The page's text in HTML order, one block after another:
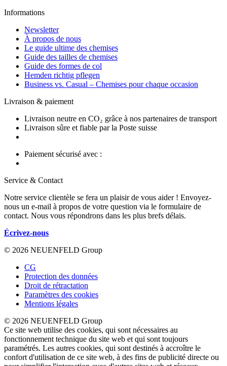
Informations
Newsletter
À propos de nous
Le guide ultime des chemises
Guide des tailles de chemises
Guide des formes de col
Hemden richtig pflegen
Business vs. Casual – Chemises pour chaque occasion
Livraison & paiement
Livraison neutre en CO₂ grâce à nos partenaires de transport
Livraison sûre et fiable par la Poste suisse
Paiement sécurisé avec :
Service & Contact
Notre service clientèle se fera un plaisir de vous aider ! Envoyez-
nous un e-mail à propos de votre question via le formulaire de
contact. Nous vous répondrons dans les plus brefs délais.
Écrivez-nous
© 2026 NEUENFELD Group
CG
Protection des données
Droit de rétractation
Paramètres des cookies
Mentions légales
© 2026 NEUENFELD Group
Ce site web utilise des cookies, qui sont nécessaires au
fonctionnement technique du site web et qui sont toujours
paramétrés. Les autres cookies, qui sont destinés à accroître le
confort d'utilisation de ce site web, à des fins de publicité directe ou